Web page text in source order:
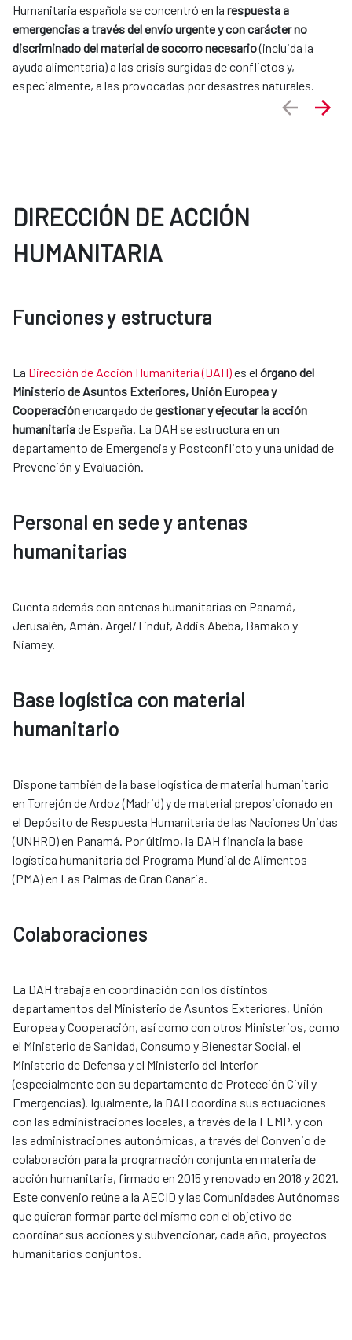
Humanitaria española se concentró en la respuesta a
emergencias a través del envío urgente y con carácter no
discriminado del material de socorro necesario(incluida la
ayuda alimentaria) a las crisis surgidas de conflictos y,
especialmente, a las provocadas por desastres naturales.
DIRECCIÓN DE ACCIÓN
HUMANITARIA
Funciones y estructura
La Dirección de Acción Humanitaria (DAH)es el órgano del
Ministerio de Asuntos Exteriores, Unión Europea y
Cooperaciónencargado degestionar y ejecutar la acción
humanitariade España. La DAH se estructura en un
departamento de Emergencia y Postconflicto y una unidad de
Prevención y Evaluación.
Personal en sede y antenas
humanitarias
Cuenta además con antenas humanitarias en Panamá,
Jerusalén, Amán, Argel/Tinduf, Addis Abeba, Bamako y
Niamey.
Base logística con material
humanitario
Dispone también de la base logística de material humanitario
en Torrejón de Ardoz (Madrid) y de material preposicionado en
el Depósito de Respuesta Humanitaria de las Naciones Unidas
(UNHRD) en Panamá. Por último, la DAH financia la base
logística humanitaria del Programa Mundial de Alimentos
(PMA) en Las Palmas de Gran Canaria. ​​​​​​​
Colaboraciones
La DAH trabaja en coordinación con los distintos
departamentos del Ministerio de Asuntos Exteriores, Unión
Europea y Cooperación, así como con otros Ministerios, como
el Ministerio de Sanidad, Consumo y Bienestar Social, el
Ministerio de Defensa y el Ministerio del Interior
(especialmente con su departamento de Protección Civil y
Emergencias). Igualmente, la DAH coordina sus actuaciones
con las administraciones locales, a través de la FEMP, y con
las administraciones autonómicas, a través del Convenio de
colaboración para la programación conjunta en materia de
acción humanitaria, firmado en 2015 y renovado en 2018 y 2021.
Este convenio reúne a la AECID y las Comunidades Autónomas
que quieran formar parte del mismo con el objetivo de
coordinar sus acciones y subvencionar, cada año, proyectos
humanitarios conjuntos.